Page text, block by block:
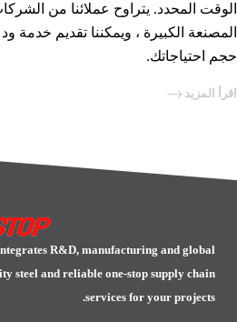
الوقت المحدد. يتراوح عملائنا من
المصنعة الكبيرة ، ويمكننا تقديم
حجم احتياجاتك.
اقرأ المزيد
R&D, manufacturing and global
steel and reliable one-stop supply chain
services for your projects.